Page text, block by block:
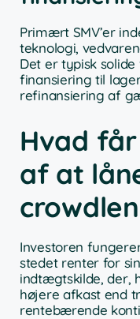
Primært SMV’er
teknologi,
Det er typisk
finansiering til
refinansiering af
Hvad
af at
Investoren
stedet renter for
indtægtskilde, der,
højere afkast end
rentebærende